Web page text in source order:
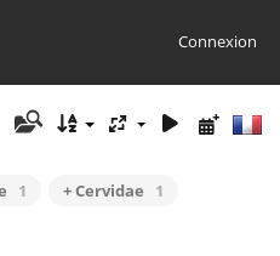
Connexion
1 + Cervidae
1